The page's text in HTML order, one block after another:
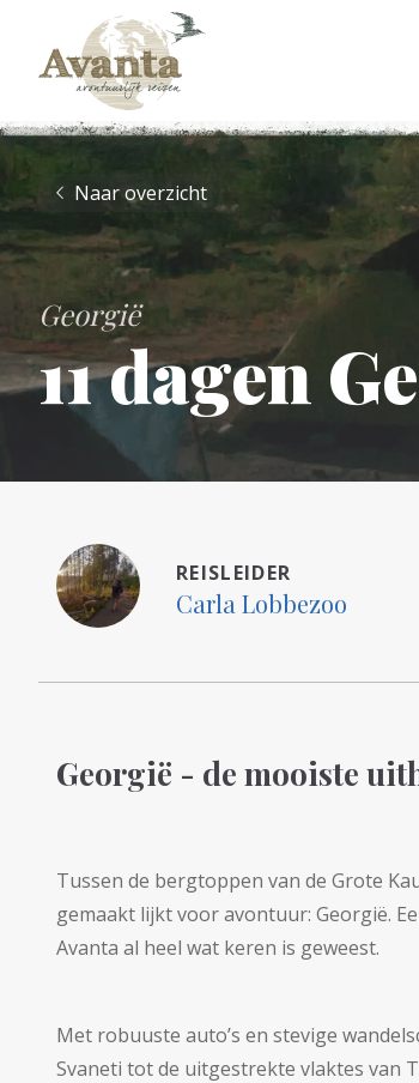
Naar overzicht
Georgië
11 dagen
REISLEIDER
Carla Lobbezoo
Georgië - de mooiste
Tussen de bergtoppen van de Grote
gemaakt lijkt voor avontuur: Georgië.
Avanta al heel wat keren is geweest.
Met robuuste auto’s en stevige
Svaneti tot de uitgestrekte vlaktes van